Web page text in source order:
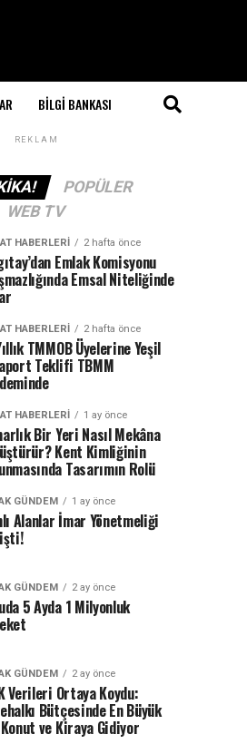
BILGI BANKASI
REKLAM
POPÜLER
WEB TV
HABERLERI 2 hafta önce
Emlak Komisyonu
Emsal Niteliğinde
HABERLERI 2 hafta önce
TMMOB Üyelerine Yeşil
Teklifi TBMM
HABERLERI 1 ay önce
Bir Yeri Nasıl Mekâna
Kent Kimliğinin
Tasarımın Rolü
GÜNDEM 1 ay önce
Alanlar İmar Yönetmeliği
GÜNDEM 2 ay önce
5 Ayda 1 Milyonluk
GÜNDEM 2 ay önce
Verileri Ortaya Koydu:
Bütçesinde En Büyük
ve Kiraya Gidiyor